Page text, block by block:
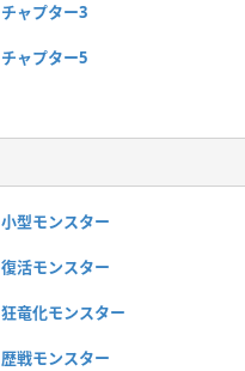
チャプター3
チャプター5
小型モンスター
復活モンスター
狂竜化モンスター
歴戦モンスター